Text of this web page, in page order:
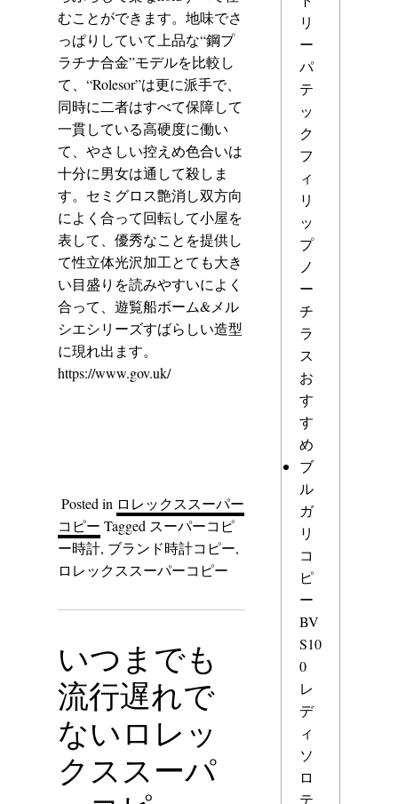
むことができます。地味でさ
っぱりしていて上品な“鋼プ
ラチナ合金”モデルを比較し
て、“Rolesor”は更に派手で、
同時に二者はすべて保障して
一貫している高硬度に働い
て、やさしい控えめ色合いは
十分に男女は通して殺しま
す。セミグロス艶消し双方向
によく合って回転して小屋を
表して、優秀なことを提供し
て性立体光沢加工とても大き
い目盛りを読みやすいによく
合って、遊覧船ボーム&メル
シエシリーズすばらしい造型
に現れ出ます。
https://www.gov.uk/
Posted in ロレックススーパー
コピー Tagged スーパーコピ
ー時計, ブランド時計コピー,
ロレックススーパーコピー
いつまでも
流行遅れで
ないロレッ
クススーパ
リ
ー
パ
テ
ッ
ク
フ
ィ
リ
ッ
プ
ノ
ー
チ
ラ
ス
お
す
す
め
ブ
ル
ガ
リ
コ
ピ
ー
BV
S10
0
レ
デ
ィ
ソ
ロ
テ